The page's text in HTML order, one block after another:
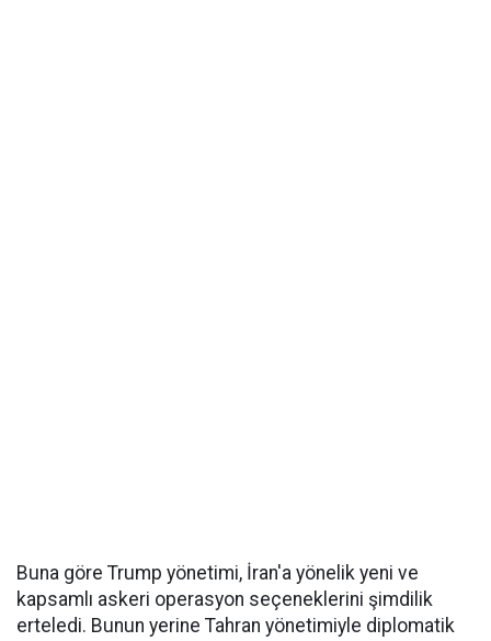
Buna göre Trump yönetimi, İran'a yönelik yeni ve
kapsamlı askeri operasyon seçeneklerini şimdilik
erteledi. Bunun yerine Tahran yönetimiyle diplomatik